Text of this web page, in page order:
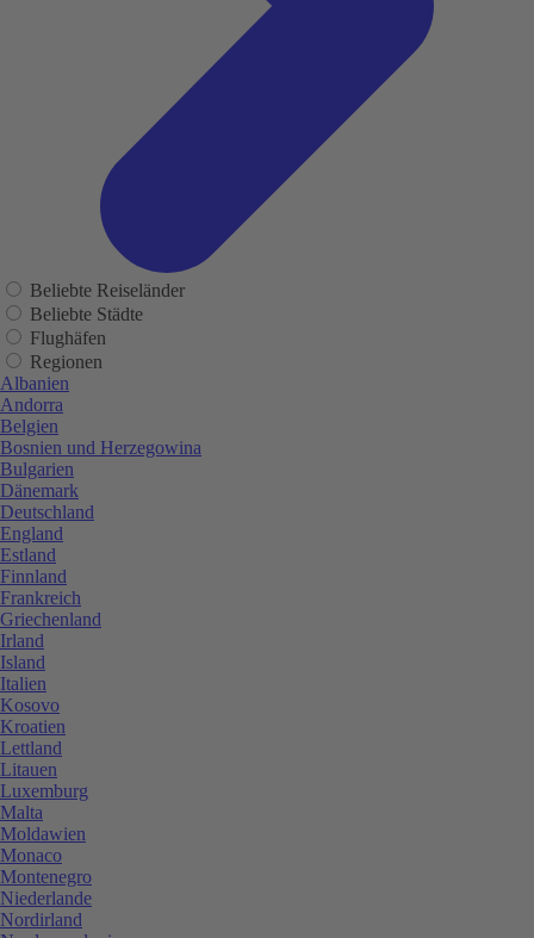
Beliebte Reiseländer
Beliebte Städte
Flughäfen
Regionen
Albanien
Andorra
Belgien
Bosnien und Herzegowina
Bulgarien
Dänemark
Deutschland
England
Estland
Finnland
Frankreich
Griechenland
Irland
Island
Italien
Kosovo
Kroatien
Lettland
Litauen
Luxemburg
Malta
Moldawien
Monaco
Montenegro
Niederlande
Nordirland